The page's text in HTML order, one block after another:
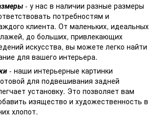
- у нас в наличии разные размеры
потребностям и
клиента. От маленьких, идеальных
до больших, привлекающих
искусства, вы можете легко найти
для вашего интерьера.
- наши интерьерные картинки
для подвешивания задней
установку. Это позволяет вам
изящество и художественность в
хлопот.